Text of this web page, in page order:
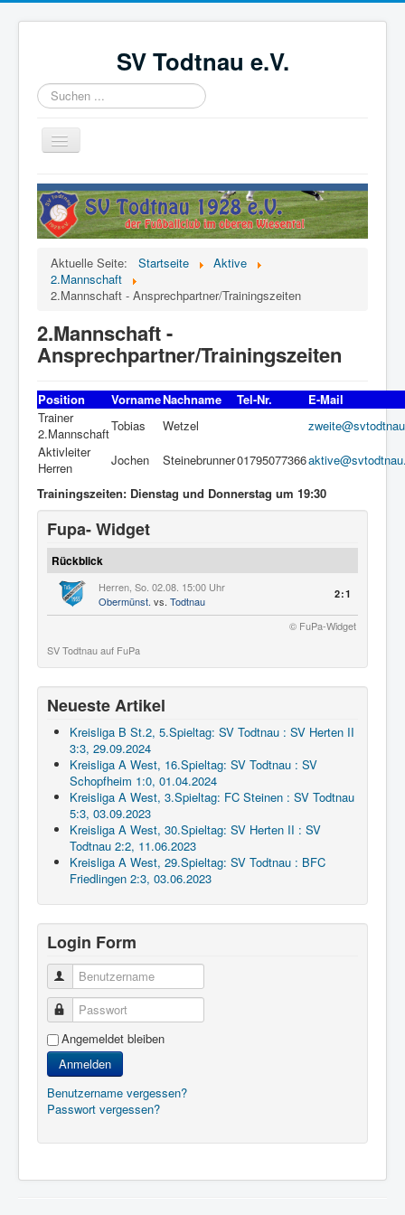
SV Todtnau e.V.
Suchen
...
Navigation
an/aus
Startseite
News
Aktive
Förderverein
Videoüberwachung
Kinder- und Jugendschutzkonzept
Aktuelle Seite: Startseite
Aktive
2.Mannschaft
2.Mannschaft - Ansprechpartner/Trainingszeiten
2.Mannschaft -
Ansprechpartner/Trainingszeiten
Position VornameNachname Tel-Nr.
E-Mail
Trainer
2.MannschaftTobias Wetzel
Aktivleiter
Herren
Jochen Steinebrunner01795077366
Trainingszeiten: Dienstag und Donnerstag um 19:30
Fupa- Widget
Rückblick
Herren, So. 02.08. 15:00 Uhr
Obermünst. vs. Todtnau
2:1
© FuPa-Widget
SV Todtnau auf FuPa
Neueste Artikel
Kreisliga B St.2, 5.Spieltag: SV Todtnau : SV Herten II
3:3, 29.09.2024
Kreisliga A West, 16.Spieltag: SV Todtnau : SV
Schopfheim 1:0, 01.04.2024
Kreisliga A West, 3.Spieltag: FC Steinen : SV Todtnau
5:3, 03.09.2023
Kreisliga A West, 30.Spieltag: SV Herten II : SV
Todtnau 2:2, 11.06.2023
Kreisliga A West, 29.Spieltag: SV Todtnau : BFC
Friedlingen 2:3, 03.06.2023
Login Form
Benutzername
Passwort
Angemeldet bleiben
Anmelden
Benutzername vergessen?
Passwort vergessen?